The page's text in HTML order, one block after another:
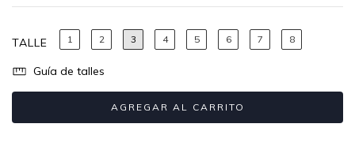
TALLE 1 2 3 4 5 6 7 8
Guía de talles